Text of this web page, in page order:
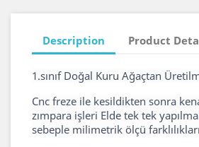
Description Product
1.sınıf Doğal Kuru Ağaçtan
Cnc freze ile kesildikten sonra
zımpara işleri Elde tek tek
sebeple milimetrik ölçü